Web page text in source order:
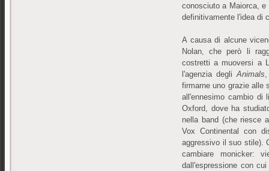
conosciuto a Maiorca,
definitivamente l'idea di
A causa di alcune
Nolan, che però li
costretti a muoversi a
l'agenzia degliAnimals
firmarne uno grazie alle
all'ennesimo cambio di
Oxford, dove ha
nella band (che riesce
Vox Continental con
aggressivo il suo stile).
cambiare monicker:
dall'espressione con